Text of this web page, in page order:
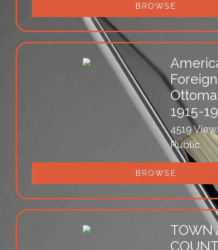
BROWSE
1915-
4519
Public
BROWSE
TOWN